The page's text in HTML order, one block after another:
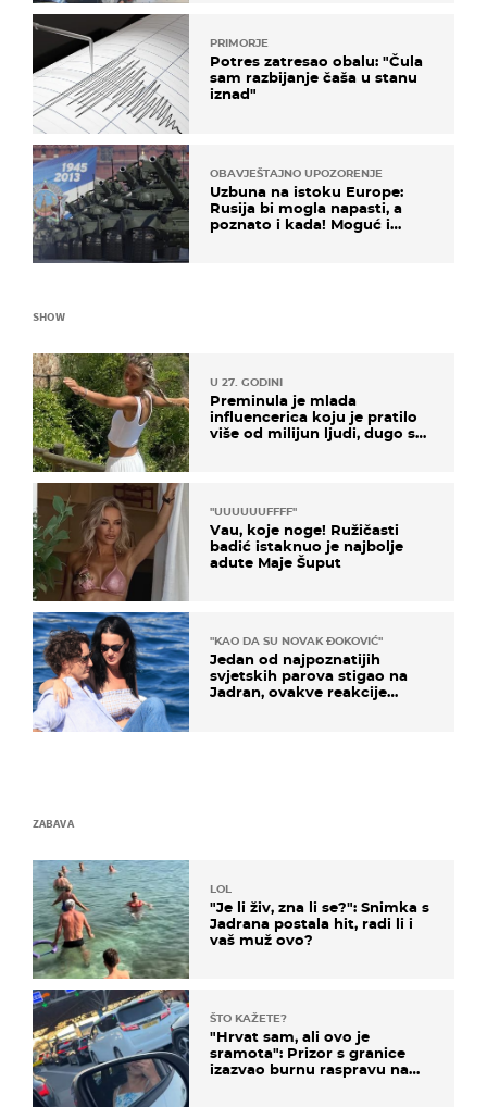
PRIMORJE
Potres zatresao obalu: "Čula
sam razbijanje čaša u stanu
iznad"
OBAVJEŠTAJNO UPOZORENJE
Uzbuna na istoku Europe:
Rusija bi mogla napasti, a
poznato i kada! Moguć i
SHOW
U 27. GODINI
Preminula je mlada
influencerica koju je pratilo
više od milijun ljudi, dugo se
"UUUUUUFFFF"
Vau, koje noge! Ružičasti
badić istaknuo je najbolje
adute Maje Šuput
"KAO DA SU NOVAK ĐOKOVIĆ"
Jedan od najpoznatijih
svjetskih parova stigao na
Jadran, ovakve reakcije
ZABAVA
LOL
"Je li živ, zna li se?": Snimka s
Jadrana postala hit, radi li i
vaš muž ovo?
ŠTO KAŽETE?
"Hrvat sam, ali ovo je
sramota": Prizor s granice
izazvao burnu raspravu na